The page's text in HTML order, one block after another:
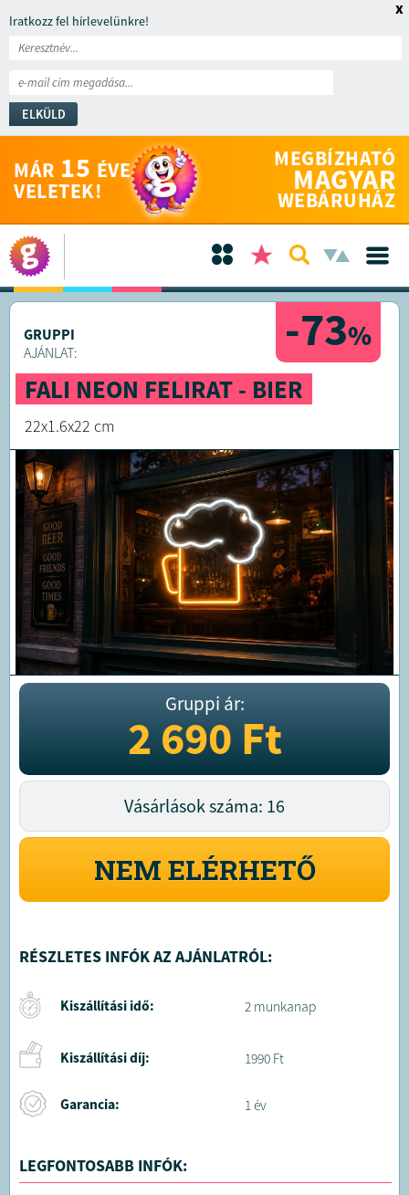
Iratkozz fel hírlevelünkre!
ELKÜLD
x
MÁR 15 ÉVE
VELETEK!
MEGBÍZHATÓ
MAGYAR
WEBÁRUHÁZ
-73%
GRUPPI
AJÁNLAT:
FALI NEON FELIRAT - BIER
22x1.6x22 cm
Gruppi ár:
2 690Ft
Vásárlások száma: 16
NEM ELÉRHETŐ
RÉSZLETES INFÓK AZ AJÁNLATRÓL:
Kiszállítási idő: 2 munkanap
Kiszállítási díj: 1990 Ft
Garancia: 1 év
LEGFONTOSABB INFÓK: